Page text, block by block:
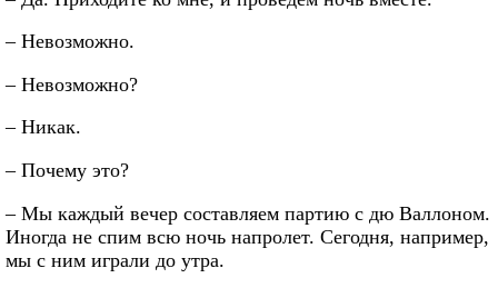
– Невозможно.
– Невозможно?
– Никак.
– Почему это?
– Мы каждый вечер составляем партию с дю Валлоном.
Иногда не спим всю ночь напролет. Сегодня, например,
мы с ним играли до утра.